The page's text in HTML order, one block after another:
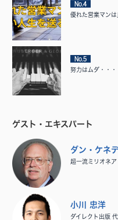
No.4
優れた営業マン
No.5
努力はムダ・・・
ゲスト・エキスパート
ダン・ケネ
超一流ミリオネ
小川 忠洋
ダイレクト出版